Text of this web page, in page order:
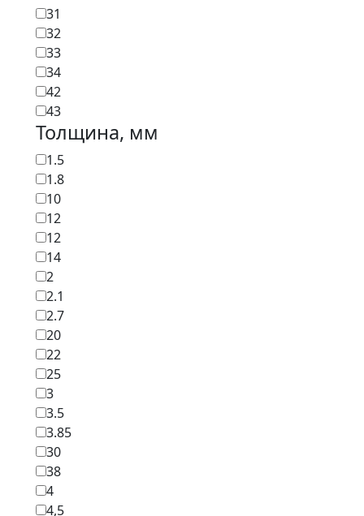
31
32
33
34
42
43
Толщина, мм
1.5
1.8
10
12
12
14
2
2.1
2.7
20
22
25
3
3.5
3.85
30
38
4
4,5